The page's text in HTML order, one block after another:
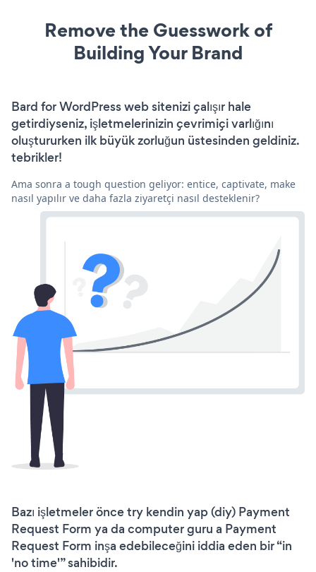
Remove the Guesswork of
Building Your Brand
Bard for WordPress web sitenizi çalışır hale
getirdiyseniz, işletmelerinizin çevrimiçi varlığını
oluştururken ilk büyük zorluğun üstesinden geldiniz.
tebrikler!
Ama sonra a tough question geliyor: entice, captivate, make
nasıl yapılır ve daha fazla ziyaretçi nasıl desteklenir?
Bazı işletmeler önce try kendin yap (diy) Payment
Request Form ya da computer guru a Payment
Request Form inşa edebileceğini iddia eden bir “in
'no time'” sahibidir.